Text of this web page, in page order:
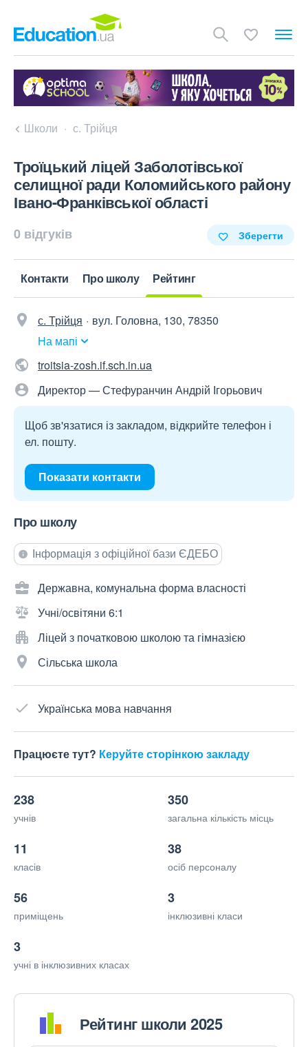
Школи с. Трійця
Троїцький ліцей Заболотівської
селищної ради Коломийського району
Івано-Франківської області
0 відгуків Зберегти
Контакти Про школу Рейтинг
с. Трійця
вул. Головна, 130, 78350
На мапі
troitsia-zosh.if.sch.in.ua
Директор — Стефуранчин Андрій Ігорьович
Щоб зв'язатися із закладом, відкрийте телефон і
ел. пошту.
Показати контакти
Про школу
Інформація з офіційної бази ЄДЕБО
Державна, комунальна форма власності
Учні/освітяни 6:1
Ліцей з початковою школою та гімназією
Сільська школа
Українська мова навчання
Працюєте тут? Керуйте сторінкою закладу
238
учнів
350
загальна кількість місць
11
класів
38
осіб персоналу
56
приміщень
3
інклюзивні класи
3
учні в інклюзивних класах
Рейтинг школи 2025